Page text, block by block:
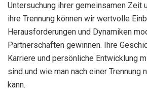
Untersuchung ihrer gemeinsamen Zeit
ihre Trennung können wir wertvolle
Herausforderungen und Dynamiken
Partnerschaften gewinnen. Ihre
Karriere und persönliche Entwicklung
sind und wie man nach einer Trennung
kann.